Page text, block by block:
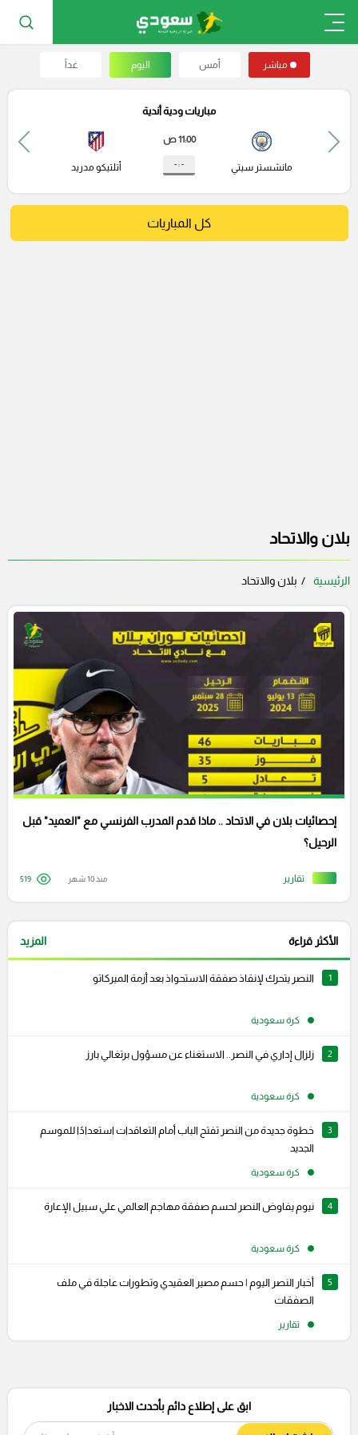
مباشر أمس اليوم غداً
مباريات ودية أندية
مانشستر سيتي
11:00 ص
- : - أتلتيكو مدريد
كل المباريات
بلان والاتحاد
الرئيسية بلان والاتحاد
تقارير
إحصائيات بلان في الاتحاد .. ماذا قدم المدرب الفرنسي مع "العميد" قبل
الرحيل؟
منذ 10 شهر 519
الأكثر قراءة المزيد
1 النصر يتحرك لإنقاذ صفقة الاستحواذ بعد أزمة الميركاتو
كرة سعودية
2 زلزال إداري في النصر.. الاستغناء عن مسؤول برتغالي بارز
كرة سعودية
3
خطوة جديدة من النصر تفتح الباب أمام التعاقدات استعدادًا للموسم
الجديد
كرة سعودية
4 نيوم يفاوض النصر لحسم صفقة مهاجم العالمي علي سبيل الإعارة
كرة سعودية
5
أخبار النصر اليوم | حسم مصير العقيدي وتطورات عاجلة في ملف
الصفقات
تقارير
ابق على إطلاع دائم بأحدث الاخبار